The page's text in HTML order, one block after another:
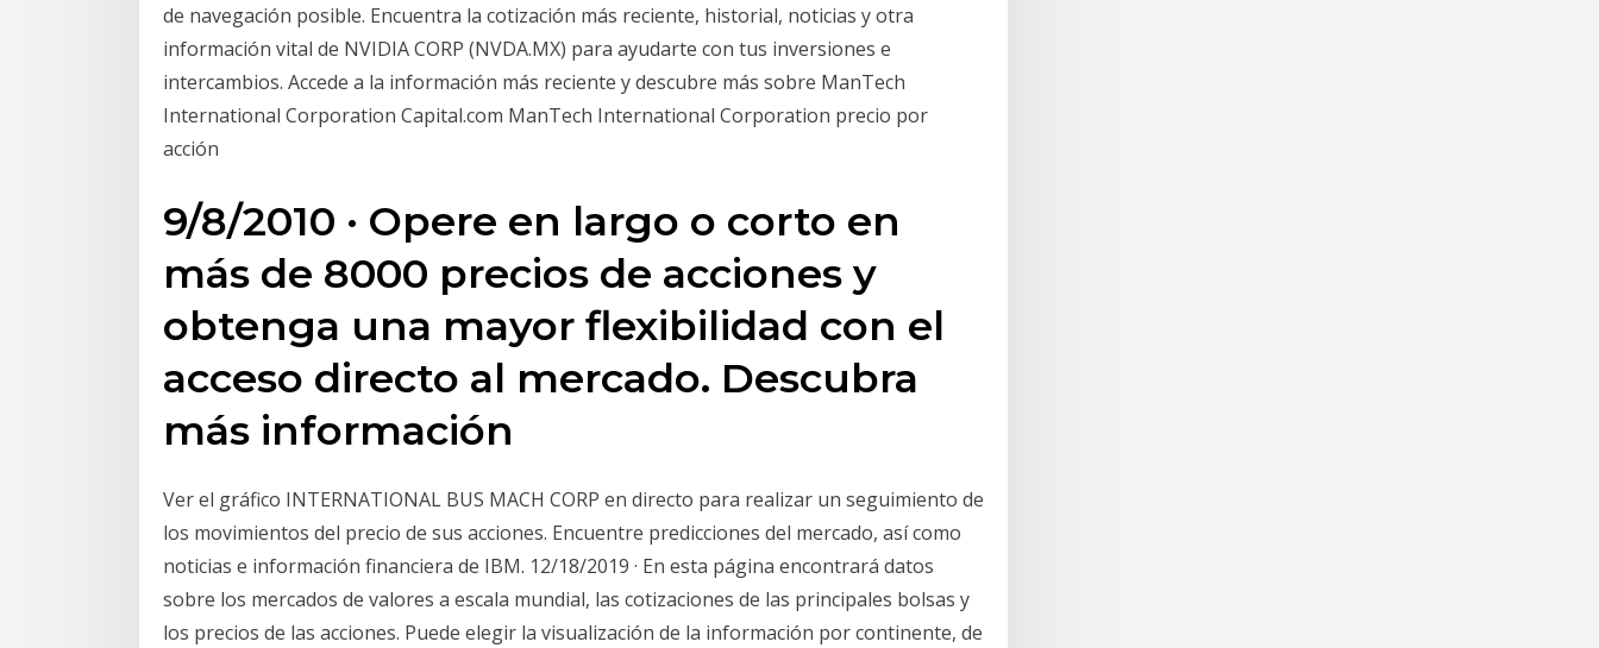
de navegación posible. Encuentra la cotización más reciente, historial, noticias y otra
información vital de NVIDIA CORP (NVDA.MX) para ayudarte con tus inversiones e
intercambios. Accede a la información más reciente y descubre más sobre ManTech
International Corporation Capital.com ManTech International Corporation precio por
acción
9/8/2010 · Opere en largo o corto en
más de 8000 precios de acciones y
obtenga una mayor flexibilidad con el
acceso directo al mercado. Descubra
más información
Ver el gráfico INTERNATIONAL BUS MACH CORP en directo para realizar un seguimiento de
los movimientos del precio de sus acciones. Encuentre predicciones del mercado, así como
noticias e información financiera de IBM. 12/18/2019 · En esta página encontrará datos
sobre los mercados de valores a escala mundial, las cotizaciones de las principales bolsas y
los precios de las acciones. Puede elegir la visualización de la información por continente, de